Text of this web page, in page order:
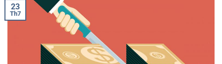
23
Th7